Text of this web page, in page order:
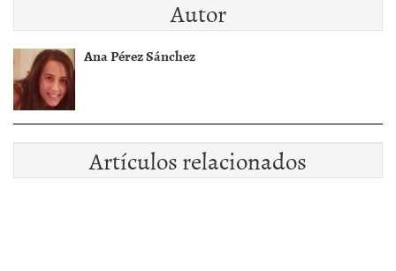
Autor
Ana Pérez Sánchez
Artículos relacionados